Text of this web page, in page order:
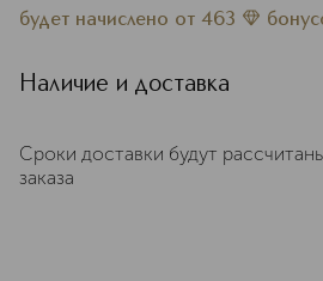
будет начислено от 463
Наличие и доставка
Сроки доставки будут
заказа